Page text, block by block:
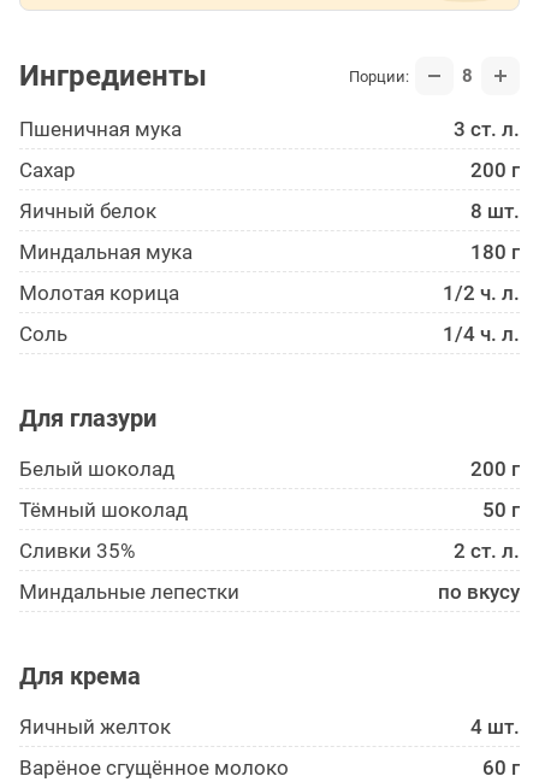
Ингредиенты Порции: 8
Пшеничная мука
3 ст. л.
Сахар
200 г
Яичный белок
8 шт.
Миндальная мука
180 г
Молотая корица
1/2 ч. л.
Соль
1/4 ч. л.
Для глазури
Белый шоколад
200 г
Тёмный шоколад
50 г
Сливки 35%
2 ст. л.
Миндальные лепестки
по вкусу
Для крема
Яичный желток
4 шт.
Варёное сгущённое молоко
60 г